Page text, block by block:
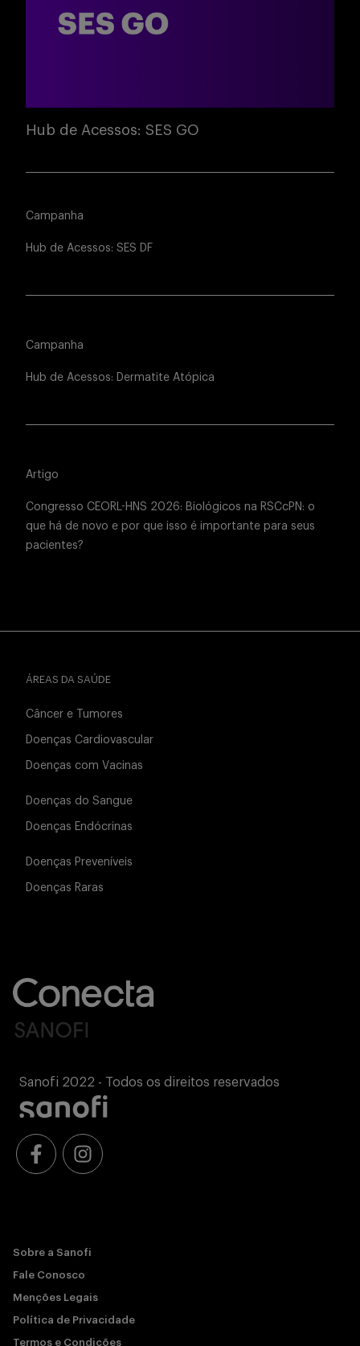
Hub de Acessos: SES GO
Campanha
Hub de Acessos: SES DF
Campanha
Hub de Acessos: Dermatite Atópica
Artigo
Congresso CEORL-HNS 2026: Biológicos na RSCcPN: o
que há de novo e por que isso é importante para seus
pacientes?
ÁREAS DA SAÚDE
Câncer e Tumores
Doenças Cardiovascular
Doenças com Vacinas
Doenças do Sangue
Doenças Endócrinas
Doenças Preveníveis
Doenças Raras
Sanofi 2022 - Todos os direitos reservados
Sobre a Sanofi
Fale Conosco
Menções Legais
Política de Privacidade
Termos e Condições